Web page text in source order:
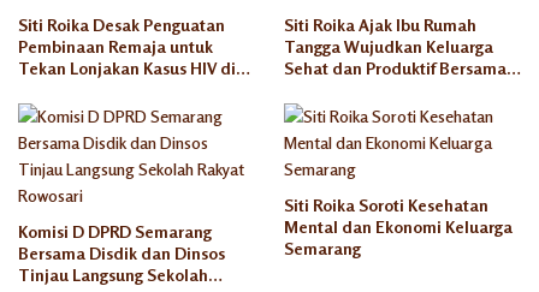
Siti Roika Desak Penguatan
Pembinaan Remaja untuk
Tekan Lonjakan Kasus HIV di
Siti Roika Ajak Ibu Rumah
Tangga Wujudkan Keluarga
Sehat dan Produktif Bersama
Komisi D DPRD Semarang
Bersama Disdik dan Dinsos
Tinjau Langsung Sekolah
Siti Roika Soroti Kesehatan
Mental dan Ekonomi Keluarga
Semarang